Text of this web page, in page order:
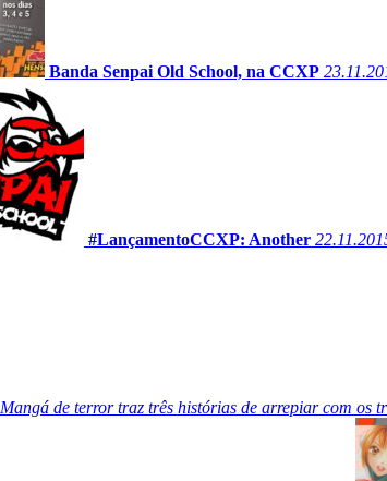
Banda Senpai Old School, na CCXP
#LançamentoCCXP: Another
Mangá de terror traz três histórias de arrepiar com os